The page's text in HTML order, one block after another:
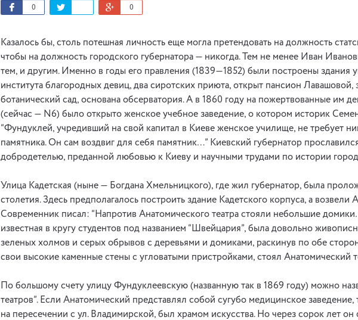
0 0
Казалось бы, столь потешная личность еще могла претендовать на должность
чтобы на должность городского губернатора — никогда. Тем не менее Иван
тем, и другим. Именно в годы его правления (1839—1852) были построены здания
института благородных девиц, два сиротских приюта, открыт пансион Лавашовой,
ботанический сад, основана обсерватория. А в 1860 году на пожертвованные им
(сейчас — N6) было открыто женское учебное заведение, о котором историк
“Фундуклей, учредивший на свой капитал в Киеве женское училище, не требует
памятника. Он сам воздвиг для себя памятник…” Киевский губернатор
добродетелью, преданной любовью к Киеву и научными трудами по истории
Улица Кадетская (ныне — Богдана Хмельницкого), где жил губернатор, была
столетия. Здесь предполагалось построить здание Кадетского корпуса, а возвели
Современник писал: “Напротив Анатомического театра стояли небольшие
известная в кругу студентов под названием “Швейцария”, была довольно
зеленых холмов и серых обрывов с деревьями и домиками, раскинув по обе
свои высокие каменные стены с угловатыми пристройками, стоял Анатомический
По большому счету улицу Фундуклеевскую (названную так в 1869 году) можно
театров”. Если Анатомический представлял собой сугубо медицинское заведение,
на пересечении с ул. Владимирской, был храмом искусства. Но через сорок лет он